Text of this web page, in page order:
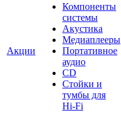
Акции
Компоненты
системы
Акустика
Медиаплееры
Портативное
аудио
CD
Стойки и
тумбы для
Hi-Fi